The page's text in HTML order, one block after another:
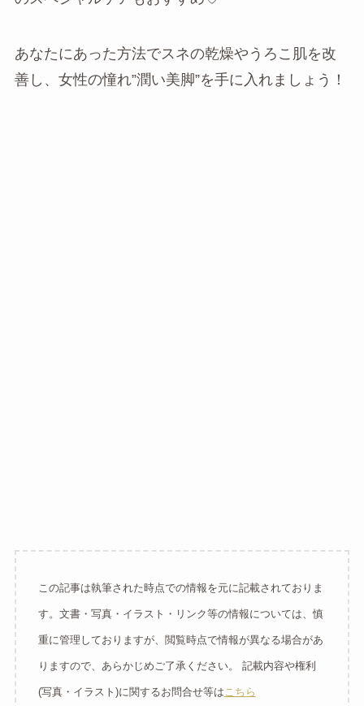
あなたにあった方法でスネの乾燥やうろこ肌を改
善し、女性の憧れ”潤い美脚”を手に入れましょう！
この記事は執筆された時点での情報を元に記載されておりま
す。文書・写真・イラスト・リンク等の情報については、慎
重に管理しておりますが、閲覧時点で情報が異なる場合があ
りますので、あらかじめご了承ください。 記載内容や権利
(写真・イラスト)に関するお問合せ等はこちら